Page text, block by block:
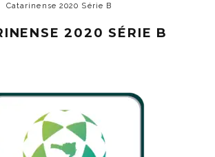
Catarinense 2020 Série B
2020 SÉRIE B